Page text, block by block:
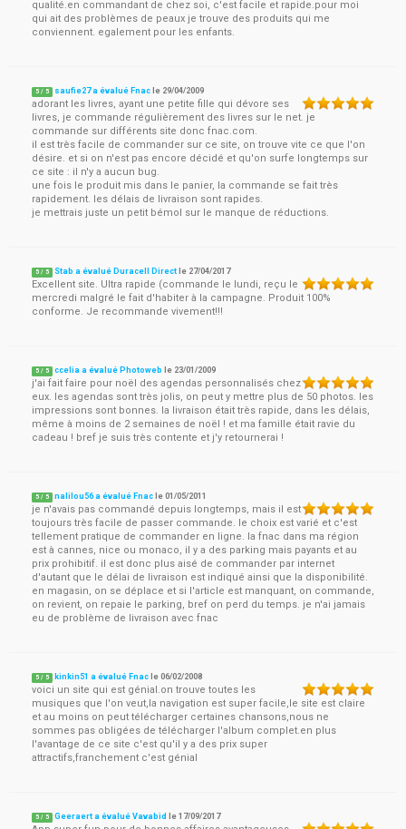
qualité.en commandant de chez soi, c'est facile et rapide.pour moi
qui ait des problèmes de peaux je trouve des produits qui me
conviennent. egalement pour les enfants.
5 / 5 saufie27 a évalué Fnac le 29/04/2009
adorant les livres, ayant une petite fille qui dévore ses
livres, je commande régulièrement des livres sur le net. je
commande sur différents site donc fnac.com.
il est très facile de commander sur ce site, on trouve vite ce que l'on
désire. et si on n'est pas encore décidé et qu'on surfe longtemps sur
ce site : il n'y a aucun bug.
une fois le produit mis dans le panier, la commande se fait très
rapidement. les délais de livraison sont rapides.
je mettrais juste un petit bémol sur le manque de réductions.
5 / 5 Stab a évalué Duracell Direct le 27/04/2017
Excellent site. Ultra rapide (commande le lundi, reçu le
mercredi malgré le fait d'habiter à la campagne. Produit 100%
conforme. Je recommande vivement!!!
5 / 5 ccelia a évalué Photoweb le 23/01/2009
j'ai fait faire pour noël des agendas personnalisés chez
eux. les agendas sont très jolis, on peut y mettre plus de 50 photos. les
impressions sont bonnes. la livraison était très rapide, dans les délais,
même à moins de 2 semaines de noël ! et ma famille était ravie du
cadeau ! bref je suis très contente et j'y retournerai !
5 / 5 nalilou56 a évalué Fnac le01/05/2011
je n'avais pas commandé depuis longtemps, mais il est
toujours très facile de passer commande. le choix est varié et c'est
tellement pratique de commander en ligne. la fnac dans ma région
est à cannes, nice ou monaco, il y a des parking mais payants et au
prix prohibitif. il est donc plus aisé de commander par internet
d'autant que le délai de livraison est indiqué ainsi que la disponibilité.
en magasin, on se déplace et si l'article est manquant, on commande,
on revient, on repaie le parking, bref on perd du temps. je n'ai jamais
eu de problème de livraison avec fnac
5 / 5 kinkin51 a évalué Fnac le06/02/2008
voici un site qui est génial.on trouve toutes les
musiques que l'on veut,la navigation est super facile,le site est claire
et au moins on peut télécharger certaines chansons,nous ne
sommes pas obligées de télécharger l'album complet.en plus
l'avantage de ce site c'est qu'il y a des prix super
attractifs,franchement c'est génial
5 / 5 Geeraert a évalué Vavabid le17/09/2017